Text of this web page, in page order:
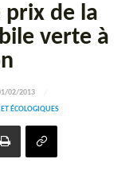
de la
verte à
02/2013
ÉCOLOGIQUES